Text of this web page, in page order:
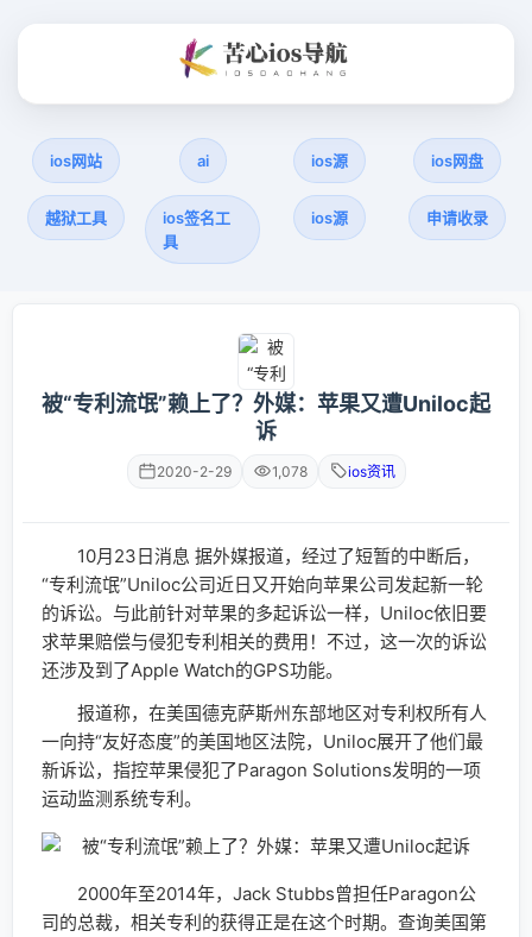
ios网站 ai ios源 ios网盘
越狱工具
ios签名工
具
ios源 申请收录
被“专利流氓”赖上了？外媒：苹果又遭Uniloc起
诉
2020-2-29 1,078 ios资讯
10月23日消息 据外媒报道，经过了短暂的中断后，
“专利流氓”Uniloc公司近日又开始向苹果公司发起新一轮
的诉讼。与此前针对苹果的多起诉讼一样，Uniloc依旧要
求苹果赔偿与侵犯专利相关的费用！不过，这一次的诉讼
还涉及到了Apple Watch的GPS功能。
报道称，在美国德克萨斯州东部地区对专利权所有人
一向持“友好态度”的美国地区法院，Uniloc展开了他们最
新诉讼，指控苹果侵犯了Paragon Solutions发明的一项
运动监测系统专利。
2000年至2014年，Jack Stubbs曾担任Paragon公
司的总裁，相关专利的获得正是在这个时期。查询美国第